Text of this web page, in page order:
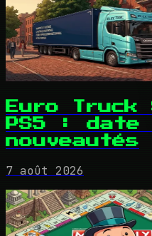
Euro Truck
PS5 :
nouveautés
7 août 2026